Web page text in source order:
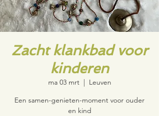
Zacht klankbad voor
kinderen
ma 03 mrt
  |
Leuven
Een samen-genieten-moment voor ouder
en kind